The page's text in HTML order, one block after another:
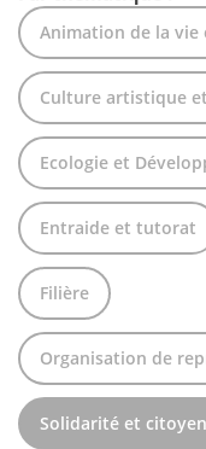
Animation de la
Culture artistique
Ecologie et
Entraide et tutorat
Filière
Organisation de
Solidarité et